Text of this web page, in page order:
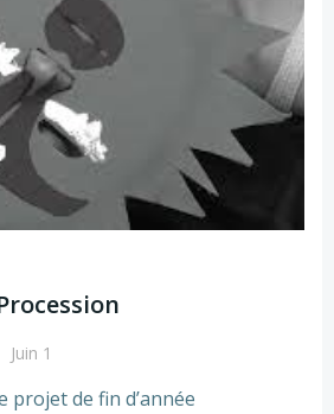
Juin 1
projet de fin d’année